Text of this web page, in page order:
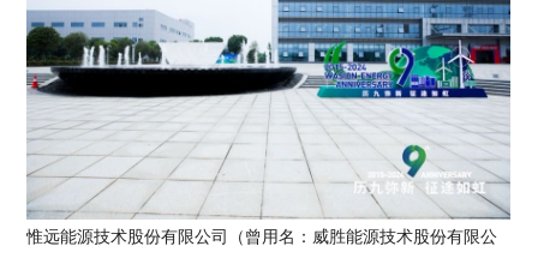
惟远能源技术股份有限公司（曾用名：威胜能源技术股份有限公